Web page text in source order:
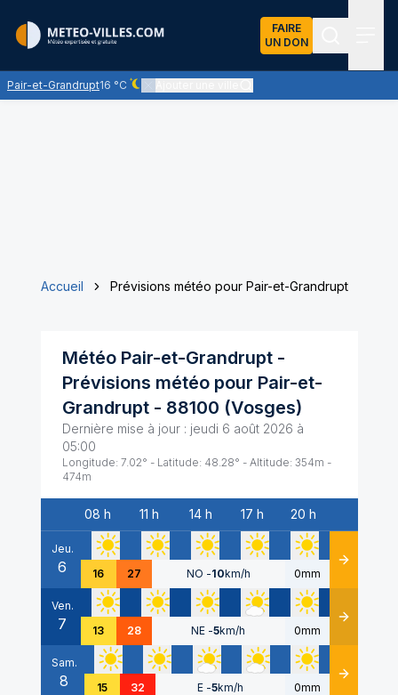
FAIRE
UN DON
Pair-et-Grandrupt16 °C
Ciel dégagé - quasiment pas de nuages
Accueil Prévisions météo pour Pair-et-Grandrupt
Météo Pair-et-Grandrupt-
Prévisions météo pour Pair-et-
Grandrupt- 88100 (Vosges)
Dernière mise à jour : jeudi 6 août 2026 à
05:00
Longitude: 7.02° - Latitude: 48.28° - Altitude: 354m -
474m
Date
08 h 11 h 14 h 17 h 20 h
Jeu.
6 16 27 NO -10km/h 0mm Détails
Ven.
7 13 28 NE -5km/h 0mm Détails
Sam.
8 15 32 E -5km/h 0mm Détails